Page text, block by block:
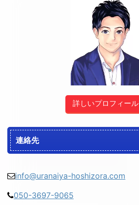
詳しいプロフィール
連絡先
info@uranaiya-hoshizora.com
050-3697-9065